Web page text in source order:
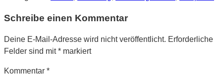
Schreibe einen Kommentar
Deine E-Mail-Adresse wird nicht veröffentlicht. Erforderliche
Felder sind mit* markiert
Kommentar *